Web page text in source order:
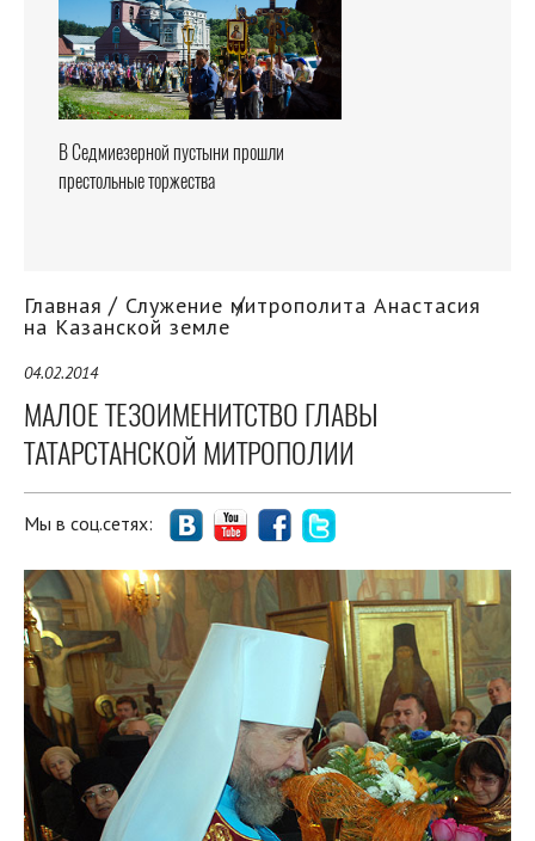
В Седмиезерной пустыни прошли
престольные торжества
Главная Служение митрополита Анастасия
на Казанской земле
04.02.2014
МАЛОЕ ТЕЗОИМЕНИТСТВО ГЛАВЫ
ТАТАРСТАНСКОЙ МИТРОПОЛИИ
Мы в соц.сетях: